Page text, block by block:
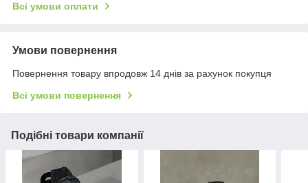
Всі умови оплати
Умови повернення
Повернення товару впродовж 14 днів за рахунок покупця
Всі умови повернення
Подібні товари компанії